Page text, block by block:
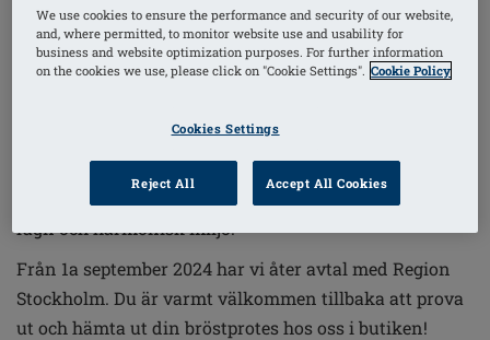
bröstopererad!
Amoenas butik och utprovning finns på Norra
Butiken har underkläder, badkläder, sport bh:ar,
Valletta linnen, postoperativ vård och lymfprodukter.
Här kan du botanisera bland alla våra modeller i en
lugn och harmonisk miljö.
Från 1a september 2024 har vi åter avtal med Region
Stockholm. Du är varmt välkommen tillbaka att prova
ut och hämta ut din bröstprotes hos oss i butiken!
We use cookies to ensure the performance and security of our website,
and, where permitted, to monitor website use and usability for
business and website optimization purposes. For further information
on the cookies we use, please click on "Cookie Settings". Cookie Policy
Cookies Settings
Reject All Accept All Cookies